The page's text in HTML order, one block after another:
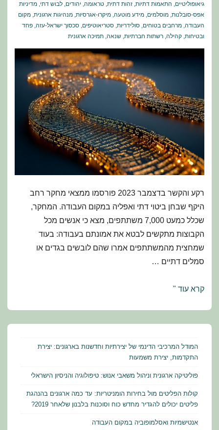
גיאופוליטיים, התאמות דתיות, זהות דתית, טראומה, יהודים, לבוש דתי, מדיניות
אפס-סובלנות, מוסלמים, מידע מוטעה, מיקרו-אגרסיות, מנהיגות ארגונית, מקום
העבודה, מרחבים בטוחים, סולידריות, סטריאוטיפים, סכסוך ישראל-עזה, פחד
ובטיחות, קהילה, רשתות חברתיות, שנאה, תמיכה ארגונית
רקע והקשר בדצמבר 2023 פורסמו ממצאי מחקר רחב
היקף שבחן ביטוי דתי ואפליה במקום העבודה. המחקר,
שכלל כמעט 7,000 משתתפים, מצא כי אנשים מכל
הקבוצות מתקשים לבטא את אמונתם בעבודה: בעוד
שמחצית מהמשתתפים אמרו שהם לובשים בגדים או
סמלים דתיים …
אנטישמיות
קרא עוד "
המודל המרכיבי הדינמי של יצירתיות וחדשנות בארגונים: יצירת
התקדמות, יצירת משמעות
פוליטיקה ארגונית וניהול משאבי אנוש: טיפולוגיה והניסיון הישראלי
קולות הפליטים מול בחירות הומניטריות: עד כמה ארגונים בהנהגת
פליטים יכולים להגדיר מחדש כוח וסוכנות בלבנון שלאחר 2019?
אנטישמיות ואסלמופוביה במקום העבודה